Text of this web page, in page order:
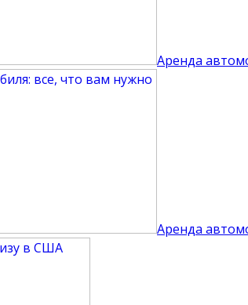
Аренда
Аренда